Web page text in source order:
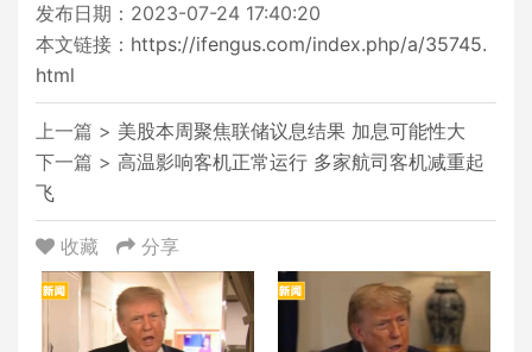
发布日期：2023-07-24 17:40:20
本文链接： https://ifengus.com/index.php/a/35745.
html
上一篇 > 美股本周聚焦联储议息结果 加息可能性大
下一篇 > 高温影响客机正常运行 多家航司客机减重起
飞
收藏 分享